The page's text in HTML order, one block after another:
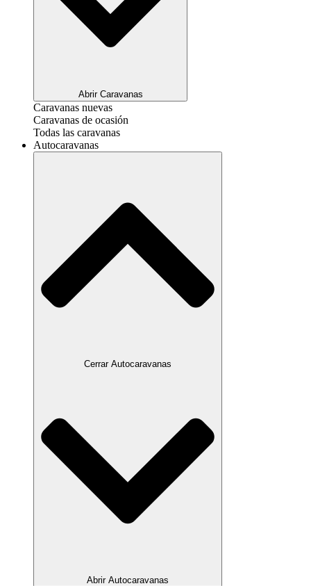
Abrir Caravanas
Caravanas nuevas
Caravanas de ocasión
Todas las caravanas
Autocaravanas
Cerrar Autocaravanas
Abrir Autocaravanas